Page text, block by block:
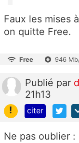
Faux les mises
on quitte Free.
Free 946
Publié par
21h13
!
citer
Ne pas oublier :